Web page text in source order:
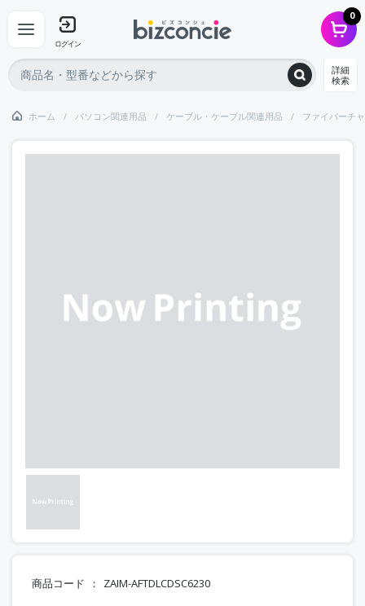
ログイン
0
詳細
検索
ホーム パソコン関連用品 ケーブル・ケーブル関連用品 ファイバーチ
商品コード ZAIM-AFTDLCDSC6230